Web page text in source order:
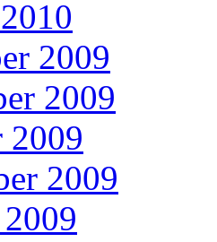
2009
2009
2009
2009